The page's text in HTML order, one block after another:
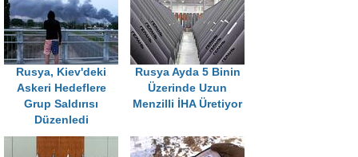
Rusya, Kiev'deki
Askeri Hedeflere
Grup Saldırısı
Düzenledi
Rusya Ayda 5 Binin
Üzerinde Uzun
Menzilli İHA Üretiyor